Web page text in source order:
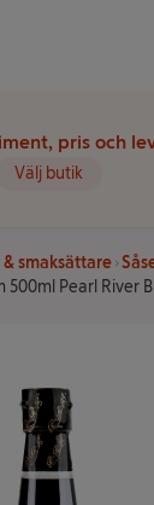
pris och
Välj butik
& smaksättare
500ml Pearl River